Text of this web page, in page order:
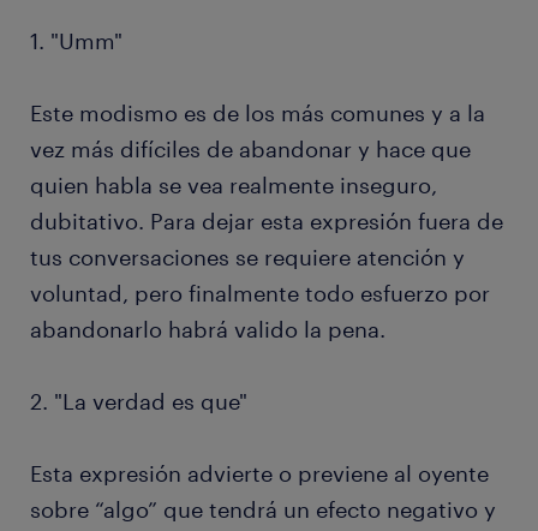
1. "Umm"
Este modismo es de los más comunes y a la
vez más difíciles de abandonar y hace que
quien habla se vea realmente inseguro,
dubitativo. Para dejar esta expresión fuera de
tus conversaciones se requiere atención y
voluntad, pero finalmente todo esfuerzo por
abandonarlo habrá valido la pena.
2. "La verdad es que"
Esta expresión advierte o previene al oyente
sobre “algo” que tendrá un efecto negativo y